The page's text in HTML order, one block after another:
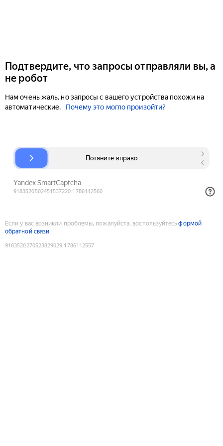
Подтвердите, что запросы отправляли вы, а
не робот
Нам очень жаль, но запросы с вашего устройства похожи на
автоматические.
Почему это могло произойти?
Если у вас возникли проблемы, пожалуйста, воспользуйтесьформой
обратной связи
9183520270523829029:1786112557